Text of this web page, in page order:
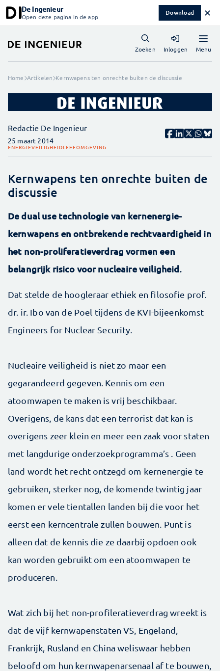
De Ingenieur
Open deze pagina in de app Download ✕
Menu
Zoeken Inloggen
Home Artikelen Kernwapens ten onrechte buiten de discussie
Redactie De Ingenieur
25 maart 2014
ENERGIEVEILIGHEIDLEEFOMGEVING
Kernwapens ten onrechte buiten de
discussie
De dual use technologie van kernenergie-
kernwapens en ontbrekende rechtvaardigheid in
het non-proliferatieverdrag vormen een
belangrijk risico voor nucleaire veiligheid.
Dat stelde de hoogleraar ethiek en filosofie prof.
dr. ir. Ibo van de Poel tijdens de KVI-bijeenkomst
Engineers for Nuclear Security.
Nucleaire veiligheid is niet zo maar een
gegarandeerd gegeven. Kennis om een
atoomwapen te maken is vrij beschikbaar.
Overigens, de kans dat een terrorist dat kan is
overigens zeer klein en meer een zaak voor staten
met langdurige onderzoekprogramma’s . Geen
land wordt het recht ontzegd om kernenergie te
gebruiken, sterker nog, de komende twintig jaar
komen er vele tientallen landen bij die voor het
eerst een kerncentrale zullen bouwen. Punt is
alleen dat de kennis die ze daarbij opdoen ook
kan worden gebruikt om een atoomwapen te
produceren.
Wat zich bij het non-profileratieverdrag wreekt is
dat de vijf kernwapenstaten VS, Engeland,
Frankrijk, Rusland en China weliswaar hebben
beloofd om hun kernwapenarsenaal af te bouwen,